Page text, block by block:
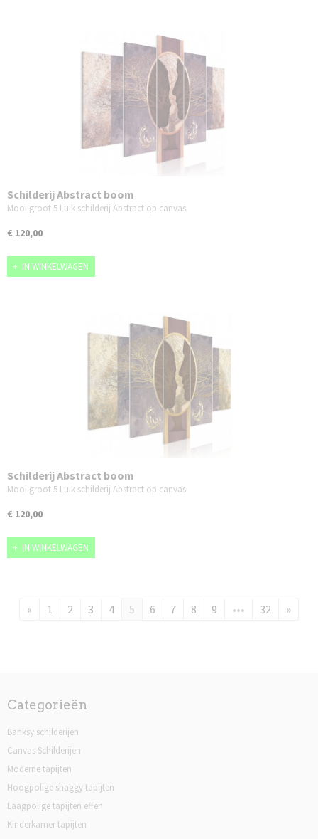
Schilderij Abstract boom
Mooi groot 5 Luik schilderij Abstract op canvas
€ 120,00
IN WINKELWAGEN
Schilderij Abstract boom
Mooi groot 5 Luik schilderij Abstract op canvas
€ 120,00
IN WINKELWAGEN
« 1 2 3 4 5 6 7 8 9 ••• 32 »
Categorieën
Banksy schilderijen
Canvas Schilderijen
Moderne tapijten
Hoogpolige shaggy tapijten
Laagpolige tapijten effen
Kinderkamer tapijten